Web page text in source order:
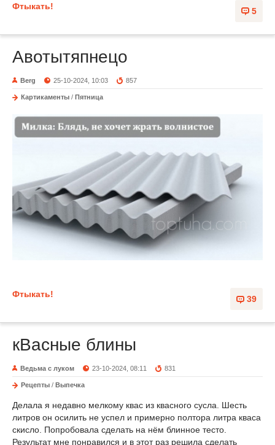
5
Фтыкать!
Авотытяпнецо
Berg 25-10-2024, 10:03 857
Картикаменты / Пятница
39
Фтыкать!
кВасные блины
Ведьма с луком 23-10-2024, 08:11 831
Рецепты / Выпечка
Делала я недавно мелкому квас из квасного сусла. Шесть
литров он осилить не успел и примерно полтора литра кваса
скисло. Попробовала сделать на нём блинное тесто.
Результат мне понравился и в этот раз решила сделать